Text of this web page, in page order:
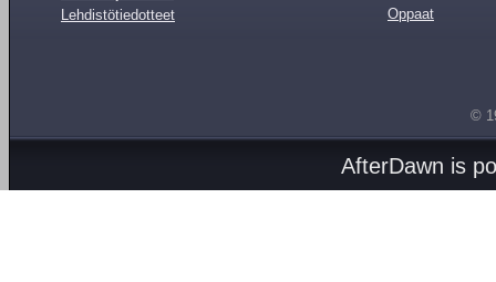
Lehdistötiedotteet
Oppaat
©
AfterDawn is